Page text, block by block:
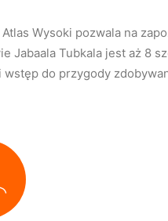
Wysoki pozwala na
Jabaala Tubkala jest aż 8
do przygody